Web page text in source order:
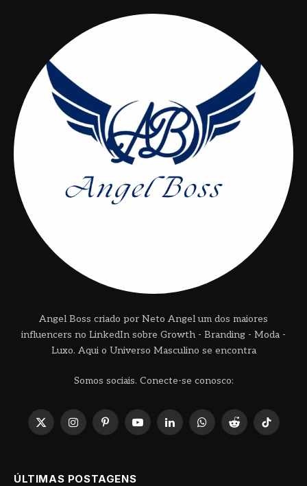
Angel Boss criado por Neto Angel um dos maiores
influencers no LinkedIn sobre Growth - Branding - Moda -
Luxo. Aqui o Universo Masculino se encontra
Somos sociais. Conecte-se conosco:
X
InstagramPinterestYouTubeLinkedInWhatsApp
Reddit TikTok
ÚLTIMAS POSTAGENS